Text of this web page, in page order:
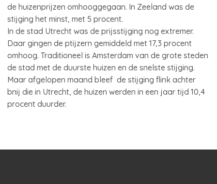
de huizenprijzen omhooggegaan. In Zeeland was de
stijging het minst, met 5 procent.
In de stad Utrecht was de prijsstijging nog extremer.
Daar gingen de ptijzern gemiddeld met 17,3 procent
omhoog. Traditioneel is Amsterdam van de grote steden
de stad met de duurste huizen en de snelste stijging.
Maar afgelopen maand bleef de stijging flink achter
bnij die in Utrecht, de huizen werden in een jaar tijd 10,4
procent duurder.